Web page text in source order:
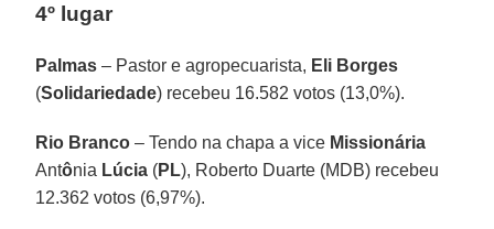
4º lugar
Palmas – Pastor e agropecuarista, Eli Borges
(Solidariedade) recebeu 16.582 votos (13,0%).
Rio Branco – Tendo na chapa a vice Missionária
Antônia Lúcia (PL), Roberto Duarte (MDB) recebeu
12.362 votos (6,97%).